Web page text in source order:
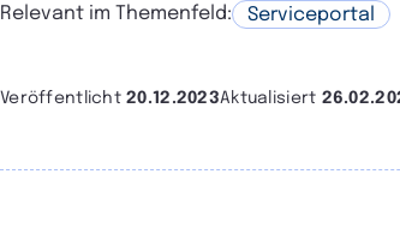
Relevant im Themenfeld: Serviceportal
Veröffentlicht20.12.2023Aktualisiert